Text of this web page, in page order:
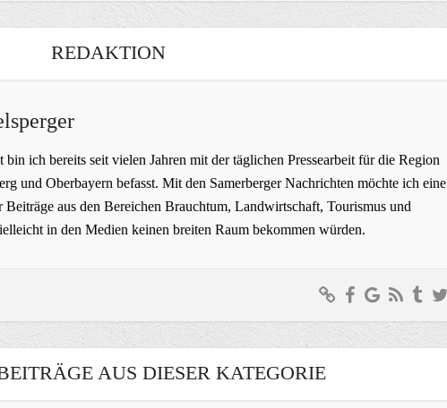
REDAKTION
ich bereits seit vielen Jahren mit der täglichen Pressearbeit für die Region
und Oberbayern befasst. Mit den Samerberger Nachrichten möchte ich eine
Beiträge aus den Bereichen Brauchtum, Landwirtschaft, Tourismus und
in den Medien keinen breiten Raum bekommen würden.
AUS DIESER KATEGORIE